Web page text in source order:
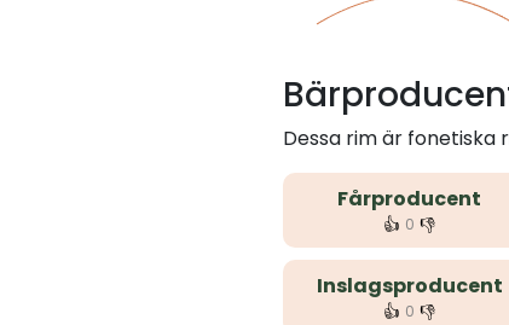
Dessa rim är
Fårproducent
👍 0 👎
Inslagsproducent
👍 0 👎